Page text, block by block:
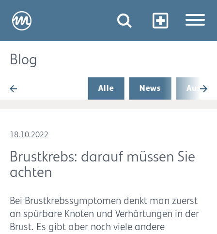
Blog
Alle News Aus
18.10.2022
Brustkrebs: darauf müssen Sie
achten
Bei Brustkrebssymptomen denkt man zuerst
an spürbare Knoten und Verhärtungen in der
Brust. Es gibt aber noch viele andere